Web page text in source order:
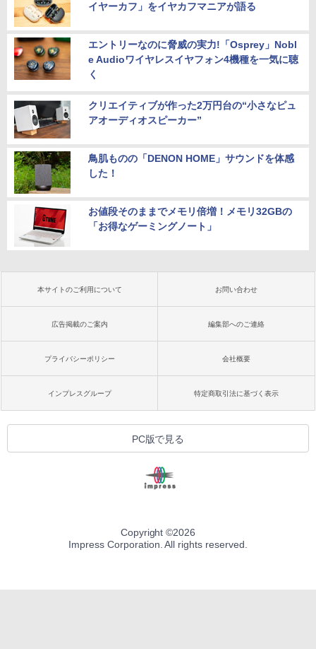
イヤーカフ」をイヤカフマニアが語る
エントリーなのに脅威の実力!「Osprey」Nobl
e Audioワイヤレスイヤフォン4機種を一気に聴
く
クリエイティブが作った2万円台の“小さなピュ
アオーディオスピーカー”
鳥肌ものの「DENON HOME」サウンドを体感
した！
お値段そのままでメモリ倍増！メモリ32GBの
「お得なゲーミングノート」
本サイトのご利用について お問い合わせ
広告掲載のご案内 編集部へのご連絡
プライバシーポリシー 会社概要
インプレスグループ 特定商取引法に基づく表示
PC版で見る
Copyright ©2026
Impress Corporation. All rights reserved.